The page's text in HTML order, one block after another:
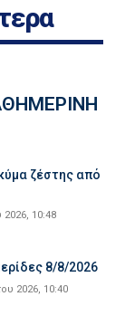
ζέστης από
2026, 10:48
8/8/2026
2026, 10:40